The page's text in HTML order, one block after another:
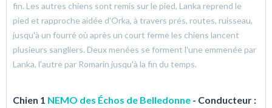
fin. Les autres chiens sont remis sur le pied, Lanka reprend le
pied et rapproche aidée d'Orka, à travers prés, routes, ruisseau,
jusqu'à un fourré où après un court ferme les chiens lancent
plusieurs sangliers. Deux menées se forment l'une emmenée par
Lanka, l'autre par Romarin jusqu'à la fin du temps.
Chien 1 NEMO des Échos de Belledonne - Conducteur :